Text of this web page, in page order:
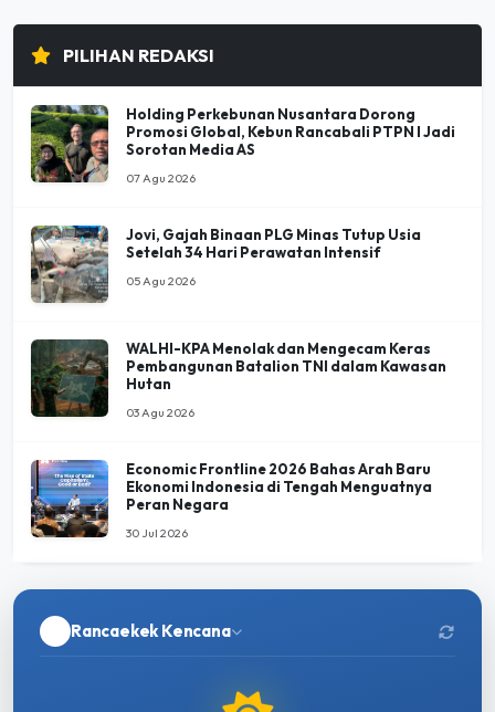
PILIHAN REDAKSI
Holding Perkebunan Nusantara Dorong
Promosi Global, Kebun Rancabali PTPN I Jadi
Sorotan Media AS
07 Agu 2026
Jovi, Gajah Binaan PLG Minas Tutup Usia
Setelah 34 Hari Perawatan Intensif
05 Agu 2026
WALHI-KPA Menolak dan Mengecam Keras
Pembangunan Batalion TNI dalam Kawasan
Hutan
03 Agu 2026
Economic Frontline 2026 Bahas Arah Baru
Ekonomi Indonesia di Tengah Menguatnya
Peran Negara
30 Jul 2026
Rancaekek Kencana